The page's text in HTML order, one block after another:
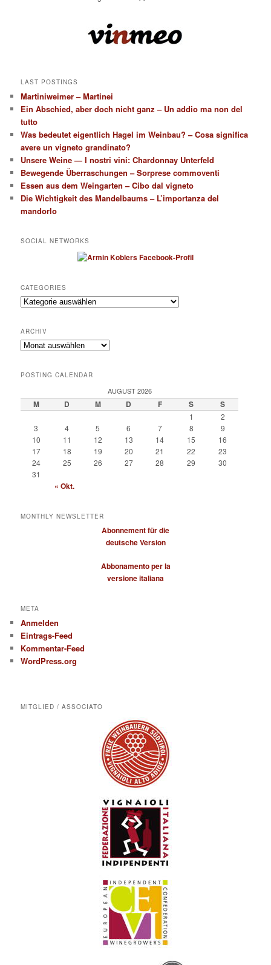
LAST POSTINGS
Martiniweimer – Martinei
Ein Abschied, aber doch nicht ganz – Un addio ma non del
tutto
Was bedeutet eigentlich Hagel im Weinbau? – Cosa significa
avere un vigneto grandinato?
Unsere Weine — I nostri vini: Chardonnay Unterfeld
Bewegende Überraschungen – Sorprese commoventi
Essen aus dem Weingarten – Cibo dal vigneto
Die Wichtigkeit des Mandelbaums – L’importanza del
mandorlo
SOCIAL NETWORKS
CATEGORIES
Categories
ARCHIV
Archiv
POSTING CALENDAR
AUGUST 2026
M D M D F S S
1
2
3
4 5 6 7 8
9
10
11 12 13 14 15
16
17
18 19 20 21 22
23
24
25 26 27 28 29
30
31
« Okt.
MONTHLY NEWSLETTER
Abonnement für die
deutsche Version
Abbonamento per la
versione italiana
META
Anmelden
Eintrags-Feed
Kommentar-Feed
WordPress.org
MITGLIED / ASSOCIATO